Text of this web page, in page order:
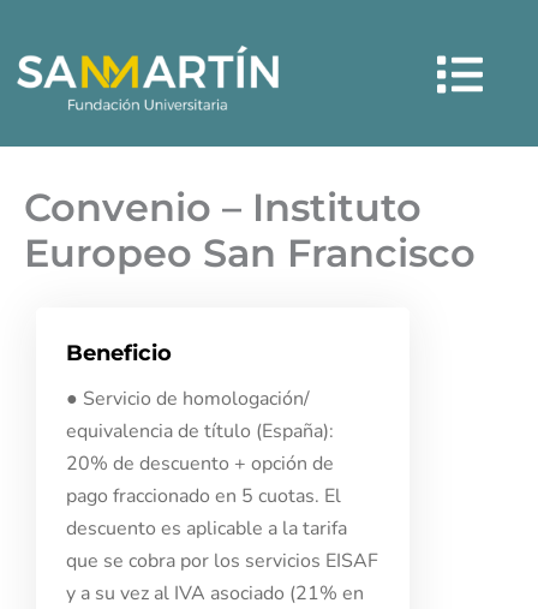
contenido
Menú
Convenio – Instituto
Europeo San Francisco
Beneficio
● Servicio de homologación/
equivalencia de título (España):
20% de descuento + opción de
pago fraccionado en 5 cuotas. El
descuento es aplicable a la tarifa
que se cobra por los servicios EISAF
y a su vez al IVA asociado (21% en